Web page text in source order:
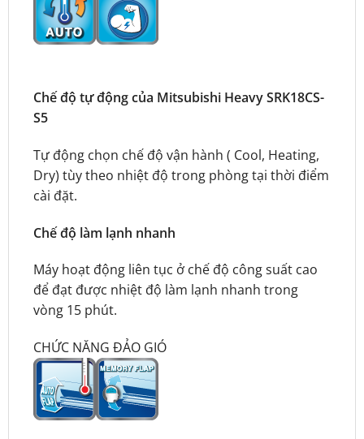
Chế độ tự động của Mitsubishi Heavy SRK18CS-
S5
Tự động chọn chế độ vận hành ( Cool, Heating,
Dry) tùy theo nhiệt độ trong phòng tại thời điểm
cài đặt.
Chế độ làm lạnh nhanh
Máy hoạt động liên tục ở chế độ công suất cao
để đạt được nhiệt độ làm lạnh nhanh trong
vòng 15 phút.
CHỨC NĂNG ĐẢO GIÓ